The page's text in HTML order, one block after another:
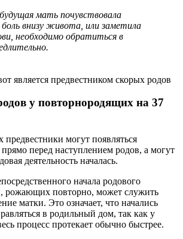
мать почувствовала
внизу живота, или заметила
необходимо обратиться в
является предвестником скорых родов
у повторнородящих на 37
могут появляться
перед наступлением родов, а могут
деятельность началась.
начала родового
рожающих повторно, может служить
матки. Это означает, что начались
в родильный дом, так как у
процесс протекает обычно быстрее.